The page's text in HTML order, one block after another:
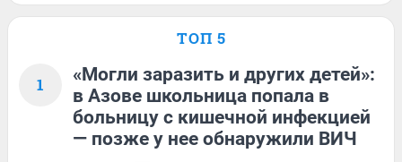
ТОП 5
1
«Могли заразить и других детей»:
в Азове школьница попала в
больницу с кишечной инфекцией
— позже у нее обнаружили ВИЧ